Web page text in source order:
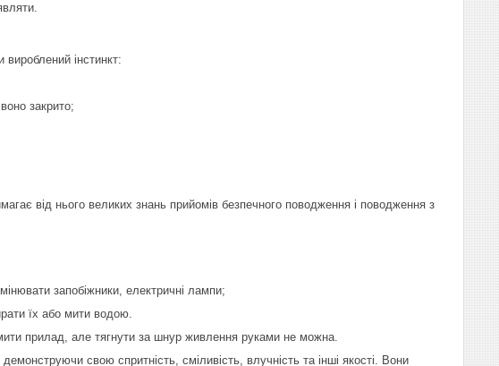
інстинкт:
закрито;
від нього великих знань прийомів безпечного поводження і поводження з
запобіжники, електричні лампи;
їх або мити водою.
прилад, але тягнути за шнур живлення руками не можна.
свою спритність, сміливість, влучність та інші якості. Вони